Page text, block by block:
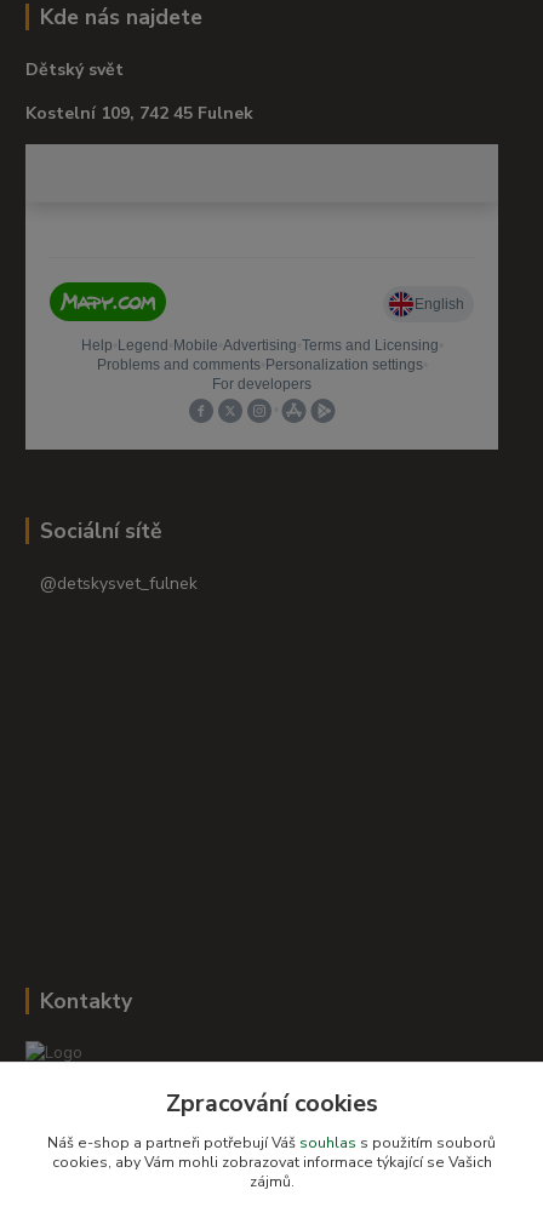
Kde nás najdete
Dětský svět
Kostelní 109, 742 45 Fulnek
Sociální sítě
@detskysvet_fulnek
Kontakty
+420 604 278 943
obchod-detskysvet@seznam.cz
Zpracování cookies
Náš e-shop a partneři potřebují Váš souhlas s použitím souborů
cookies, aby Vám mohli zobrazovat informace týkající se Vašich
zájmů.